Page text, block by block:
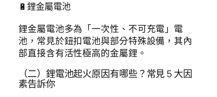
🔋鋰金屬電池
鋰金屬電池多為「一次性、不可充電」電
池，常見於鈕扣電池與部分特殊設備，其內
部直接含有活性極高的金屬鋰。
（二）鋰電池起火原因有哪些？常見 5 大因
素告訴你